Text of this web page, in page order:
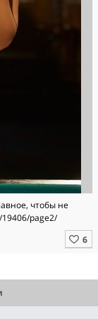
чтобы не
page2/